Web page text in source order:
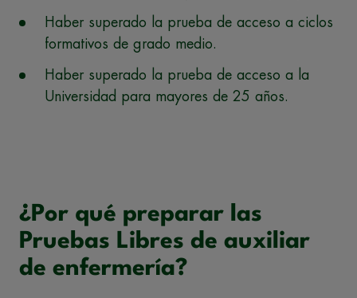
Haber superado la prueba de acceso a ciclos
formativos de grado medio.
Haber superado la prueba de acceso a la
Universidad para mayores de 25 años.
¿Por qué preparar las
Pruebas Libres de auxiliar
de enfermería?